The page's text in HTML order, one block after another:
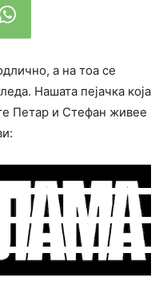
а на тоа се
Нашата пејачка која
Петар и Стефан живее